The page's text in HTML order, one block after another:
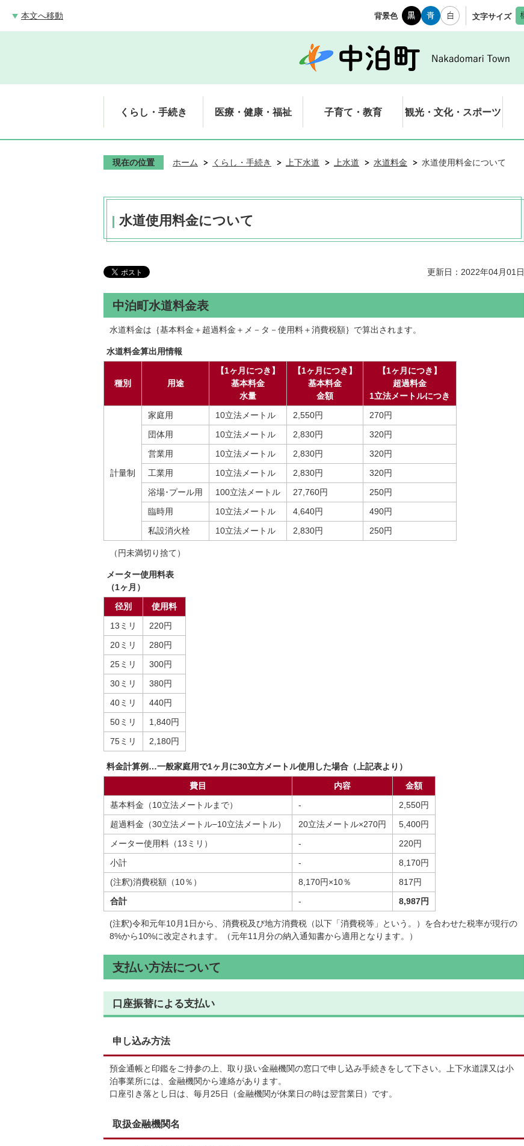
本文へ移動 背景色 文字サイズ
くらし・手続き 医療・健康・福祉 子育て・教育 観光・文化・スポーツ
現在の位置 ホーム くらし・手続き 上下水道 上水道 水道料金 水道使用料金について
水道使用料金について
更新日：2022年04月01日
中泊町水道料金表
水道料金は｛基本料金＋超過料金＋メ－タ－使用料＋消費税額｝で算出されます。
水道料金算出用情報
種別 用途
【1ヶ月につき】
基本料金
水量
【1ヶ月につき】
基本料金
金額
【1ヶ月につき】
超過料金
1立法メートルにつき
計量制
家庭用 10立法メートル 2,550円
270円
団体用
10立法メートル 2,830円
320円
営業用
10立法メートル 2,830円
320円
工業用
10立法メートル 2,830円
320円
浴場･プール用
100立法メートル 27,760円
250円
臨時用
10立法メートル 4,640円
490円
私設消火栓
10立法メートル 2,830円 250円
（円未満切り捨て）
メーター使用料表
（1ヶ月）
径別
使用料
13ミリ
220円
20ミリ
280円
25ミリ
300円
30ミリ
380円
40ミリ
440円
50ミリ
1,840円
75ミリ
2,180円
料金計算例…一般家庭用で1ヶ月に30立方メートル使用した場合（上記表より）
費目
内容
金額
基本料金（10立法メートルまで）
-
2,550円
超過料金（30立法メートル−10立法メートル）
20立法メートル×270円
5,400円
メーター使用料（13ミリ）
-
220円
小計
-
8,170円
(注釈)消費税額（10％）
8,170円×10％
817円
合計
- 8,987円
(注釈)令和元年10月1日から、消費税及び地方消費税（以下「消費税等」という。）を合わせた税率が現行の
8%から10%に改定されます。（元年11月分の納入通知書から適用となります。）
支払い方法について
口座振替による支払い
申し込み方法
預金通帳と印鑑をご持参の上、取り扱い金融機関の窓口で申し込み手続きをして下さい。上下水道課又は小
泊事業所には、金融機関から連絡があります。
口座引き落とし日は、毎月25日（金融機関が休業日の時は翌営業日）です。
取扱金融機関名